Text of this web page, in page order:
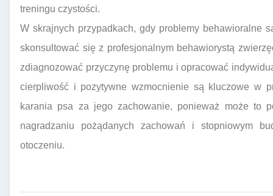
treningu czystości.
W skrajnych przypadkach, gdy problemy behawioralne
skonsultować się z profesjonalnym behawiorystą
zdiagnozować przyczynę problemu i opracować
cierpliwość i pozytywne wzmocnienie są kluczowe w
karania psa za jego zachowanie, ponieważ może to
nagradzaniu pożądanych zachowań i stopniowym
otoczeniu.